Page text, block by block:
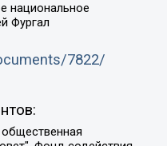
национальное
Фургал
7822/
группа ЛГБТ+ "Реверс", Алексеев Андрей Викторович, Бекбулатова Таисия Львовна, Беляев Иван Михайлович, Владыкина Елена Сергеевна, Гельман Марат Александрович, Никульшина Вероника Юрьевна, Толоконникова Надежда Андреевна, Шендерович Виктор Анатольевич, Общество с ограниченной ответственностью "Данное сообщение", Общество с ограниченной ответственностью Издательский дом "Новая глава", Айнбиндер Александра Александровна, Московский комьюнити-центр для ЛГБТ+инициатив, Благотворительный фонд развития филантропии, Deutsche Welle (Германия, Kurt-Schumacher-Strasse 3, 53113 Bonn), Борзунова Мария Михайловна, Воробьев Виктор Викторович, Голубева Анна Львовна, Константинова Алла Михайловна, Малкова Ирина Владимировна, Мурадов Мурад Абдулгалимович, Осетинская Елизавета Николаевна, Понасенков Евгений Николаевич, Ганапольский Матвей Юрьевич, Киселев Евгений Алексеевич, Борухович Ирина Григорьевна, Дремин Иван Тимофеевич, Дубровский Дмитрий Викторович, Красноярская региональная общественная организация поддержки и развития альтернативных образовательных технологий и межкультурных коммуникаций "ИНТЕРРА", Маяковская Екатерина Алексеевна, Фейгин Марк Захарович, Филимонов Андрей Викторович, Дзугкоева Регина Николаевна, Доброхотов Роман Александрович, Дудь Юрий Александрович, Елкин Сергей Владимирович, Кругликов Кирилл Игоревич, Сабунаева Мария Леонидовна, Семенов Алексей Владимирович, Шаинян Карен Багратович, Шульман Екатерина Михайловна, Асафьев Артур Валерьевич, Вахштайн Виктор Семенович, Венедиктов Алексей Алексеевич, Лушникова Екатерина Евгеньевна, Волков Леонид Михайлович, Невзоров Александр Глебович, Пархоменко Сергей Борисович, Сироткин Ярослав Николаевич, Кара-Мурза Владимир Владимирович, Баранова Наталья Владимировна, Гозман Леонид Яковлевич, Кагарлицкий Борис Юльевич, Климарев Михаил Валерьевич, Милов Владимир Станиславович, Автономная некоммерческая организация Краснодарский центр современного искусства "Типография", Моргенштерн Алишер Тагирович, Соболь Любовь Эдуардовна, Общество с ограниченной ответственностью "ЛИЗА НОРМ", Каспаров Гарри Кимович, Ходорковский Михаил Борисович, Общество с ограниченной ответственностью "Апрельские тезисы", Данилович Ирина Брониславовна, Кашин Олег Владимирович, Петров Николай Владимирович, Пивоваров Алексей Владимирович, Соколов Михаил Владимирович, Цветкова Юлия Владимировна, Чичваркин Евгений Александрович, Комитет против пыток/Команда против пыток, Общество с ограниченной ответственностью "Первый научный", Общество с ограниченной ответственностью "Вертолет и ко", Белоцерковская Вероника Борисовна, Кац Максим Евгеньевич, Лазарева Татьяна Юрьевна, Шаведдинов Руслан Табризович, Яшин Илья Валерьевич, Общество с ограниченной ответственностью "Иноагент ААВ", Алешковский Дмитрий Петрович, Альбац Евгения Марковна, Быков Дмитрий Львович, Галямина Юлия Евгеньевна, Лойко Сергей Леонидович, Мартынов Кирилл Константинович, Медведев Сергей Александрович, Крашенинников Федор Геннадиевич, Гордеева Катерина Вл